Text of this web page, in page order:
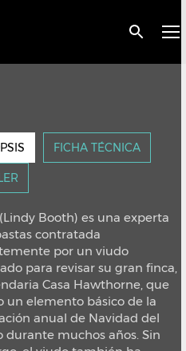
< VOLVER
FICHA TÉCNICA
Booth) es una experta
contratada
por un viudo
para revisar su gran finca,
Casa Hawthorne, que
un elemento básico de la
anual de Navidad del
durante muchos años. Sin